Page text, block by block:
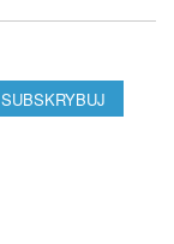
SUBSKRYBUJ